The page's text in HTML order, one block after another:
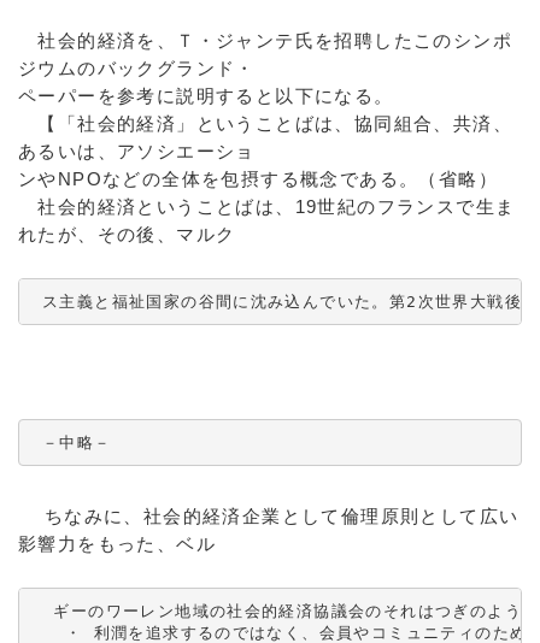
社会的経済を、Ｔ・ジャンテ氏を招聘したこのシンポ
ジウムのバックグランド・
ペーパーを参考に説明すると以下になる。
【「社会的経済」ということばは、協同組合、共済、
あるいは、アソシエーショ
ンやNPOなどの全体を包摂する概念である。（省略）
社会的経済ということばは、19世紀のフランスで生ま
れたが、その後、マルク
ス主義と福祉国家の谷間に沈み込んでいた。第2次世界大戦
－中略－
ちなみに、社会的経済企業として倫理原則として広い
影響力をもった、ベル
ギーのワーレン地域の社会的経済協議会のそれはつぎのよう
・ 利潤を追求するのではなく、会員やコミュニティのため